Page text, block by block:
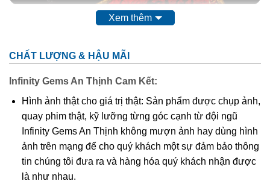
Thạch anh tóc vàng là gì?
vàng có tên khoa học là Rutilated Quartz. Chúng là một
trong những biến thể quý hiếm thuộc họ nhà thạch anh. Vì
anh quý hiếm do tinh thể này phải trải qua hàng chục triệu
năm dưới lòng đất, dưới cường độ áp xuất và nhiệt độ
cao. Được hình thành là do có trộn lẫn các tinh thể hình
kim, hình que do chất Titan Oxit trong thạch anh cộng
hưởng với các tinh thể rutile, tourmaline, feldspar. Nhìn
bên ngoài thấy chúng như có các sợi nhỏ bên trong kết
Xem thêm
CHẤT LƯỢNG & HẬU MÃI
Infinity Gems An Thịnh Cam Kết:
Hình ảnh thật cho giá trị thật: Sản phẩm được chụp ảnh,
quay phim thật, kỹ lưỡng từng góc cạnh từ đội ngũ
Infinity Gems An Thịnh không mượn ảnh hay dùng hình
ảnh trên mạng để cho quý khách một sự đảm bảo thông
tin chúng tôi đưa ra và hàng hóa quý khách nhận được
là như nhau.